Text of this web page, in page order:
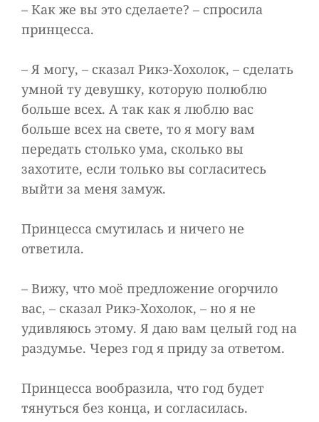
– Как же вы это сделаете? – спросила
принцесса.
– Я могу, – сказал Рикэ-Хохолок, – сделать
умной ту девушку, которую полюблю
больше всех. А так как я люблю вас
больше всех на свете, то я могу вам
передать столько ума, сколько вы
захотите, если только вы согласитесь
выйти за меня замуж.
Принцесса смутилась и ничего не
ответила.
– Вижу, что моё предложение огорчило
вас, – сказал Рикэ-Хохолок, – но я не
удивляюсь этому. Я даю вам целый год на
раздумье. Через год я приду за ответом.
Принцесса вообразила, что год будет
тянуться без конца, и согласилась.